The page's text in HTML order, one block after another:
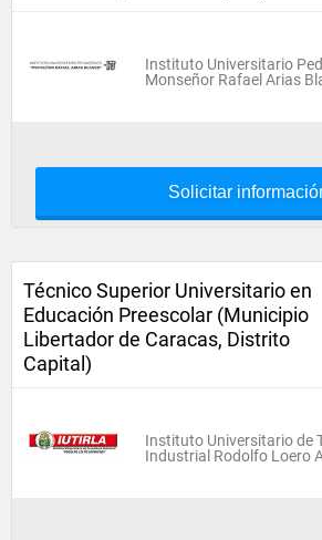
Instituto Universitario
Monseñor Rafael Arias
Solicitar
Técnico Superior Universitario en
Educación Preescolar (Municipio
Libertador de Caracas, Distrito
Capital)
Instituto Universitario de
Industrial Rodolfo Loero